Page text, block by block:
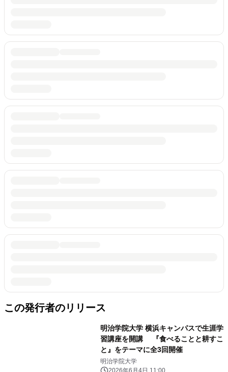
この発行者のリリース
明治学院大学 横浜キャンパスで生涯学
習講座を開講 『食べることと耕すこ
と』をテーマに全3回開催
明治学院大学
2026年6月4日 11:00